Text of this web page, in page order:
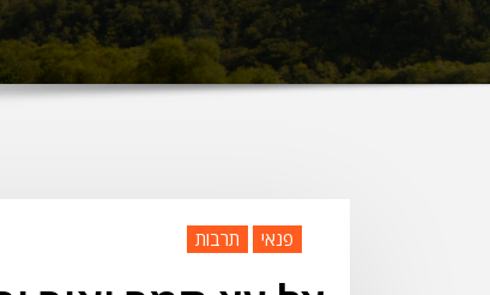
פנאי תרבות